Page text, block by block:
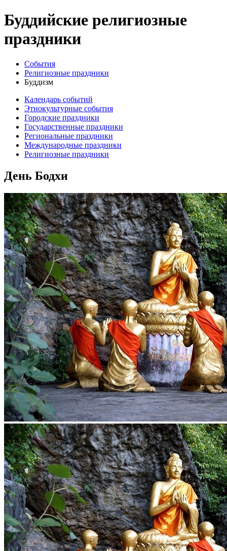
Буддийские религиозные
праздники
События
Религиозные праздники
Буддизм
Календарь событий
Этнокультурные события
Городские праздники
Государственные праздники
Региональные праздники
Международные праздники
Религиозные праздники
День Бодхи